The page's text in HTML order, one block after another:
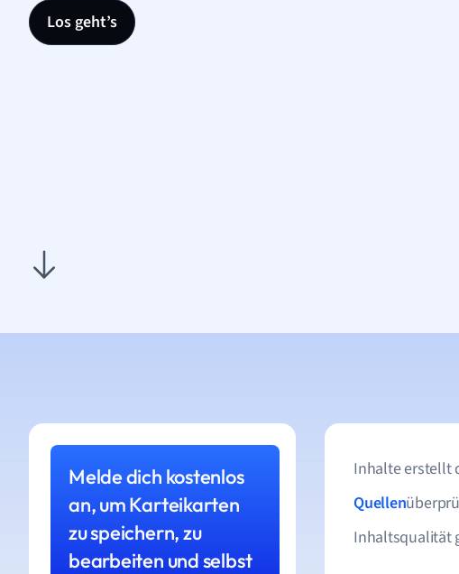
Los geht’s
Melde dich kostenlos
an, um Karteikarten
zu speichern, zu
bearbeiten und selbst
Inhalte erstellt
Quellen
Inhaltsqualität